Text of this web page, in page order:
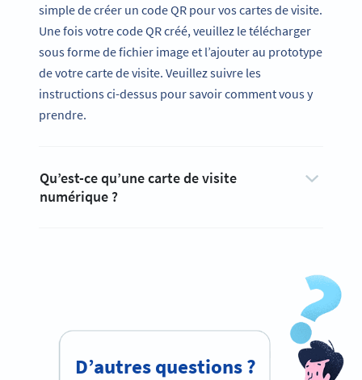
simple de créer un code QR pour vos cartes de visite.
Une fois votre code QR créé, veuillez le télécharger
sous forme de fichier image et l’ajouter au prototype
de votre carte de visite. Veuillez suivre les
instructions ci-dessus pour savoir comment vous y
prendre.
Qu’est-ce qu’une carte de visite
numérique ?
D’autres questions ?